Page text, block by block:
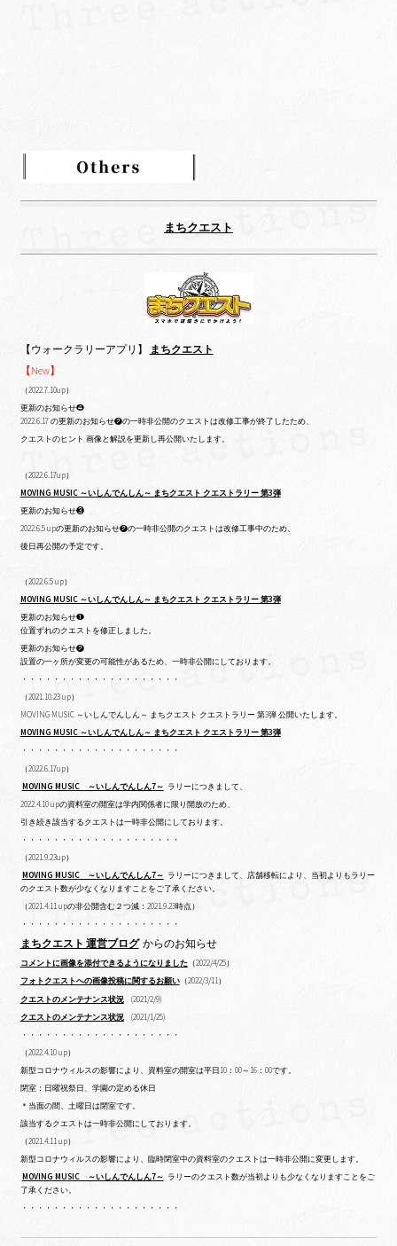
まちクエスト
【ウォークラリーアプリ】
まちクエスト
【New】
（2022.7.10up）
更新のお知らせ❹
2022.6.17 の更新のお知らせ❷の一時非公開のクエストは改修工事が終了したため、
クエストのヒント 画像と解説を更新し再公開いたします。
（2022.6.17up）
MOVING MUSIC ～いしんでんしん～ まちクエスト クエストラリー 第3弾
更新のお知らせ❸
2022.6.5 upの更新のお知らせ❷の一時非公開のクエストは改修工事中のため、
後日再公開の予定です。
（2022.6.5 up）
MOVING MUSIC ～いしんでんしん～ まちクエスト クエストラリー 第3弾
更新のお知らせ❶
位置ずれのクエストを修正しました。
更新のお知らせ❷
設置の一ヶ所が変更の可能性があるため、一時非公開にしております。
・・・・・・・・・・・・・・・・・・・・
（2021.10.23 up）
MOVING MUSIC ～いしんでんしん～ まちクエスト クエストラリー 第3弾 公開いたします。
MOVING MUSIC ～いしんでんしん～ まちクエスト クエストラリー 第3弾
・・・・・・・・・・・・・・・・・・・・
（2022.6.17up）
MOVING MUSIC ～いしんでんしん7～ ラリーにつきまして、
2022.4.10 upの資料室の開室は学内関係者に限り開放のため、
引き続き該当するクエストは一時非公開にしております。
・・・・・・・・・・・・・・・・・・・・
（2021.9.23up）
MOVING MUSIC ～いしんでんしん7～ ラリーにつきまして、店舗移転により、当初よりもラリー
のクエスト数が少なくなりますことをご了承ください。
（2021.4.11 upの非公開含む２つ減：2021.9.23時点）
・・・・・・・・・・・・・・・・・・・・
まちクエスト 運営ブログからのお知らせ
コメントに画像を添付できるようになりました（2022/4/25）
フォトクエストへの画像投稿に関するお願い（2022/3/11）
クエストのメンテナンス状況(2021/2/9)
クエストのメンテナンス状況(2021/1/25)
・・・・・・・・・・・・・・・・・・・・
（2022.4.10 up）
新型コロナウィルスの影響により、資料室の開室は平日10：00～16：00です。
閉室：日曜祝祭日、学園の定める休日
＊当面の間、土曜日は閉室です。
該当するクエストは一時非公開にしております。
（2021.4.11 up）
新型コロナウィルスの影響により、臨時閉室中の資料室のクエストは一時非公開に変更します。
MOVING MUSIC ～いしんでんしん7～ ラリーのクエスト数が当初よりも少なくなりますことをご
了承ください。
・・・・・・・・・・・・・・・・・・・・